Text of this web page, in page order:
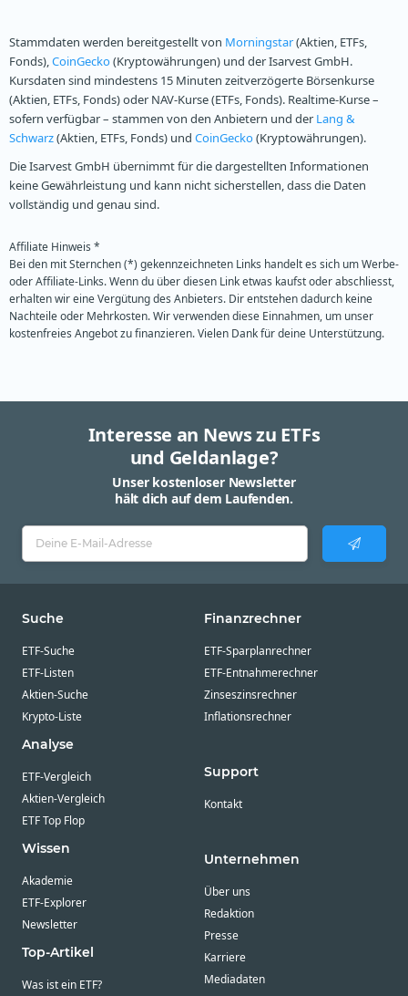
Stammdaten werden bereitgestellt von Morningstar(Aktien, ETFs,
Fonds),CoinGecko(Kryptowährungen) und der Isarvest GmbH.
Kursdaten sind mindestens 15 Minuten zeitverzögerte Börsenkurse
(Aktien, ETFs, Fonds) oder NAV-Kurse (ETFs, Fonds). Realtime-Kurse –
sofern verfügbar – stammen von den Anbietern und der Lang &
Schwarz(Aktien, ETFs, Fonds) und CoinGecko(Kryptowährungen).
Die Isarvest GmbH übernimmt für die dargestellten Informationen
keine Gewährleistung und kann nicht sicherstellen, dass die Daten
vollständig und genau sind.
Affiliate Hinweis *
Bei den mit Sternchen (*) gekennzeichneten Links handelt es sich um Werbe-
oder Affiliate-Links. Wenn du über diesen Link etwas kaufst oder abschliesst,
erhalten wir eine Vergütung des Anbieters. Dir entstehen dadurch keine
Nachteile oder Mehrkosten. Wir verwenden diese Einnahmen, um unser
kostenfreies Angebot zu finanzieren. Vielen Dank für deine Unterstützung.
Interesse an News zu ETFs
und Geldanlage?
Unser kostenloser Newsletter
hält dich auf dem Laufenden.
Suche
ETF-Suche
ETF-Listen
Aktien-Suche
Krypto-Liste
Analyse
ETF-Vergleich
Aktien-Vergleich
ETF Top Flop
Wissen
Akademie
ETF-Explorer
Newsletter
Top-Artikel
Was ist ein ETF?
Finanzrechner
ETF-Sparplanrechner
ETF-Entnahmerechner
Zinseszinsrechner
Inflationsrechner
Support
Kontakt
Unternehmen
Über uns
Redaktion
Presse
Karriere
Mediadaten